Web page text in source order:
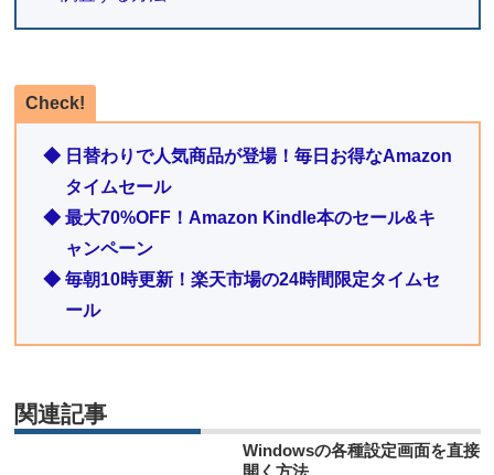
Check!
◆ 日替わりで人気商品が登場！毎日お得なAmazon
タイムセール
◆ 最大70%OFF！Amazon Kindle本のセール&キ
ャンペーン
◆ 毎朝10時更新！楽天市場の24時間限定タイムセ
ール
関連記事
Windowsの各種設定画面を直接
開く方法